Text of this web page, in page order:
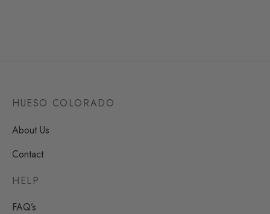
HUESO COLORADO
About Us
Contact
HELP
FAQ’s